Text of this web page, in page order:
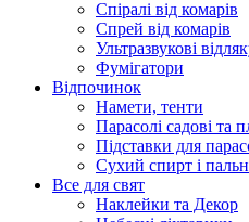
Спіралі від комарів
Спрей від комарів
Ультразвукові
Фумігатори
Відпочинок
Намети, тенти
Парасолі садові та
Підставки для
Сухий спирт і
Все для свят
Наклейки та Декор